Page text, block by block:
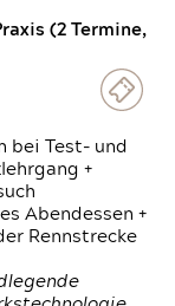
(2 Termine,
bei Test- und
+
Abendessen +
Rennstrecke